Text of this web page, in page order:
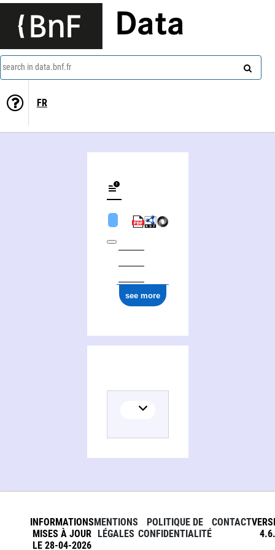
Data
search in data.bnf.fr
FR
see more
INFORMATIONS
MISES À JOUR
LE 28-04-2026
MENTIONS
LÉGALES
POLITIQUE DE
CONFIDENTIALITÉ
CONTACT